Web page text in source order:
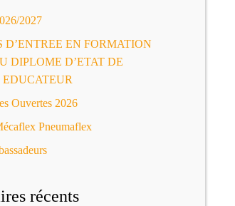
2027
D’ENTREE EN FORMATION
DIPLOME D’ETAT DE
Ouvertes 2026
Pneumaflex
récents